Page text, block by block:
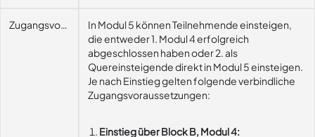
ZugangsvoraussetzungenIn Modul 5 können Teilnehmende einsteigen,
die entweder 1. Modul 4 erfolgreich
abgeschlossen haben oder 2. als
Quereinsteigende direkt in Modul 5 einsteigen.
Je nach Einstieg gelten folgende verbindliche
Zugangsvoraussetzungen:
Einstieg über Block B, Modul 4: